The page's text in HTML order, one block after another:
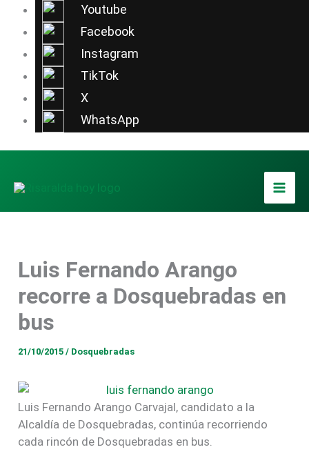
Youtube
Facebook
Instagram
TikTok
X
WhatsApp
contenido
Luis Fernando Arango
recorre a Dosquebradas en
bus
21/10/2015/ Dosquebradas
Luis Fernando Arango Carvajal, candidato a la
Alcaldía de Dosquebradas, continúa recorriendo
cada rincón de Dosquebradas en bus.